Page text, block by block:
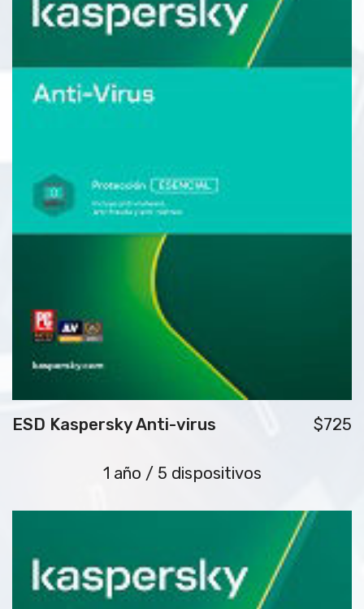
ESD Kaspersky Anti-virus $725
1 año / 5 dispositivos